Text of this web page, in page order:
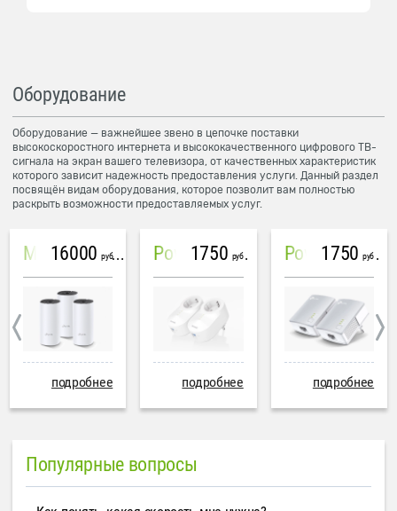
Оборудование
Оборудование — важнейшее звено в цепочке поставки
высокоскоростного интернета и высококачественного цифрового ТВ-
сигнала на экран вашего телевизора, от качественных характеристик
которого зависит надежность предоставления услуги. Данный раздел
посвящён видам оборудования, которое позволит вам полностью
раскрыть возможности предоставляемых услуг.
Mesh система TP-Link Deco M4 (3 устройства)
16000 руб
подробнее
PowerLine Tenda PH6
1750 руб
подробнее
PowerLine TP-Link AV600
1750 руб
подробнее
Популярные вопросы